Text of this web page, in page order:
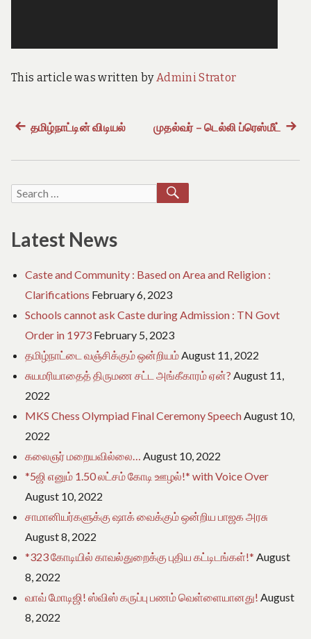
m
i
a
This article was written byAdmini Strator
Post
Previous
தமிழ்நாட்டின் விடியல் முதல்வர் – டெல்லி ப்ரெஸ்மீட்
Next
Search
Latest News
Caste and Community : Based on Area and Religion :
Clarifications February 6, 2023
Schools cannot ask Caste during Admission : TN Govt
Order in 1973 February 5, 2023
தமிழ்நாட்டை வஞ்சிக்கும் ஒன்றியம் August 11, 2022
சுயமரியாதைத் திருமண சட்ட அங்கீகாரம் ஏன்? August 11,
2022
MKS Chess Olympiad Final Ceremony Speech August 10,
2022
கலைஞர் மறையவில்லை…
August 10, 2022
*5ஜி எனும் 1.50 லட்சம் கோடி ஊழல்!* with Voice Over
August 10, 2022
சாமானியர்களுக்கு ஷாக் வைக்கும் ஒன்றிய பாஜக அரசு
August 8, 2022
*323 கோடியில் காவல்துறைக்கு புதிய கட்டிடங்கள்!* August
8, 2022
வாவ் மோடிஜி! ஸ்விஸ் கருப்பு பணம் வெள்ளையானது! August
8, 2022